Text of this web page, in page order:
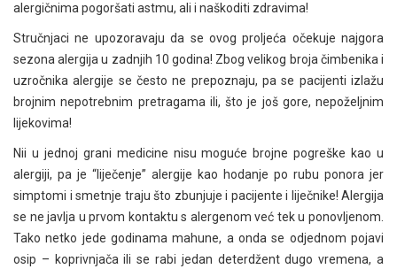
alergičnima pogoršati astmu, ali i naškoditi zdravima!
Stručnjaci ne upozoravaju da se ovog proljeća očekuje najgora
sezona alergija u zadnjih 10 godina! Zbog velikog broja čimbenika i
uzročnika alergije se često ne prepoznaju, pa se pacijenti izlažu
brojnim nepotrebnim pretragama ili, što je još gore, nepoželjnim
lijekovima!
Nii u jednoj grani medicine nisu moguće brojne pogreške kao u
alergiji, pa je “liječenje” alergije kao hodanje po rubu ponora jer
simptomi i smetnje traju što zbunjuje i pacijente i liječnike! Alergija
se ne javlja u prvom kontaktu s alergenom već tek u ponovljenom.
Tako netko jede godinama mahune, a onda se odjednom pojavi
osip – koprivnjača ili se rabi jedan deterdžent dugo vremena, a